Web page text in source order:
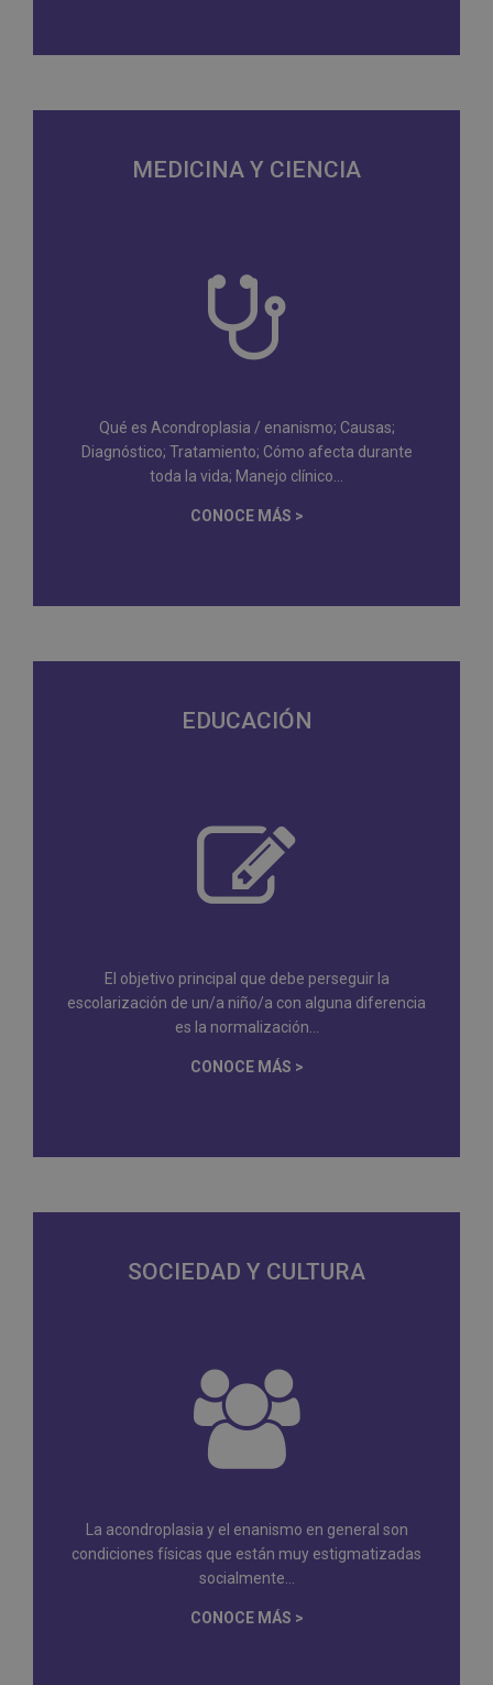
MEDICINA Y CIENCIA
Qué es Acondroplasia / enanismo; Causas;
Diagnóstico; Tratamiento; Cómo afecta durante
toda la vida; Manejo clínico...
CONOCE MÁS >
EDUCACIÓN
El objetivo principal que debe perseguir la
escolarización de un/a niño/a con alguna diferencia
es la normalización...
CONOCE MÁS >
SOCIEDAD Y CULTURA
La acondroplasia y el enanismo en general son
condiciones físicas que están muy estigmatizadas
socialmente...
CONOCE MÁS >